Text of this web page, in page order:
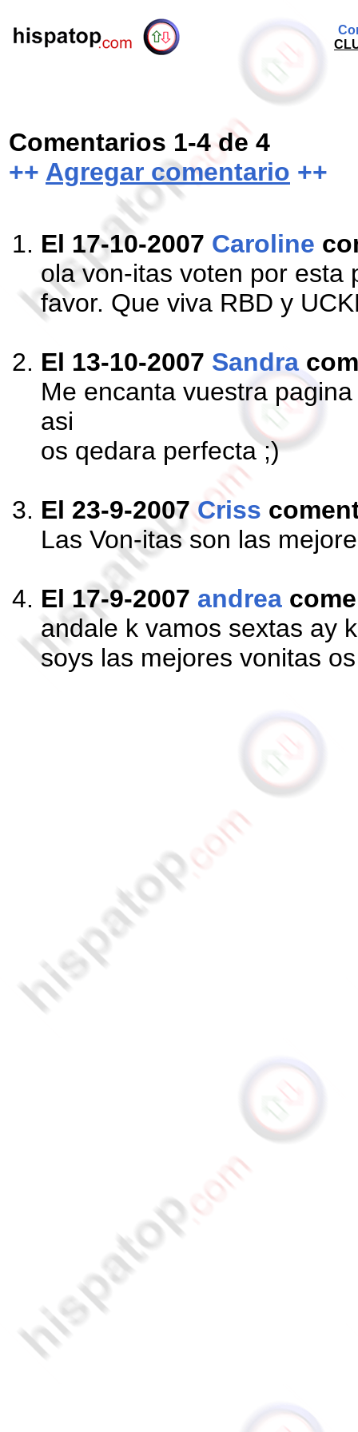
Comentarios 1-4 de 4
++ Agregar comentario ++
El 17-10-2007 Caroline
ola von-itas voten por esta
favor. Que viva RBD y
El 13-10-2007 Sandra
Me encanta vuestra
asi
os qedara perfecta ;)
El 23-9-2007Criss
Las Von-itas son las
El 17-9-2007 andrea
andale k vamos sextas ay
soys las mejores vonitas